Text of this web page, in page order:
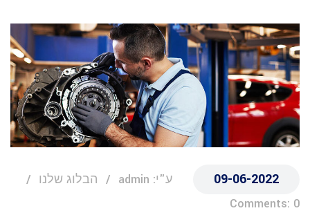
09-06-2022 ע"י: admin
הבלוג שלנו
Comments: 0